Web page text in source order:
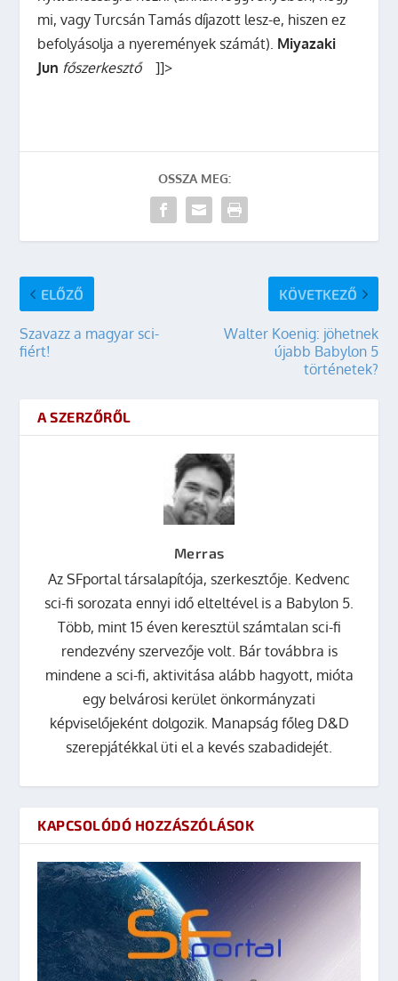
mi, vagy Turcsán Tamás díjazott lesz-e, hiszen ez
befolyásolja a nyeremények számát). Miyazaki
Jun főszerkesztő]]>
OSSZA MEG:
ELŐZŐ
Szavazz a magyar sci-
fiért!
KÖVETKEZŐ
Walter Koenig: jöhetnek
újabb Babylon 5
történetek?
A SZERZŐRŐL
Merras
Az SFportal társalapítója, szerkesztője. Kedvenc
sci-fi sorozata ennyi idő elteltével is a Babylon 5.
Több, mint 15 éven keresztül számtalan sci-fi
rendezvény szervezője volt. Bár továbbra is
mindene a sci-fi, aktivitása alább hagyott, mióta
egy belvárosi kerület önkormányzati
képviselőjeként dolgozik. Manapság főleg D&D
szerepjátékkal üti el a kevés szabadidejét.
KAPCSOLÓDÓ HOZZÁSZÓLÁSOK